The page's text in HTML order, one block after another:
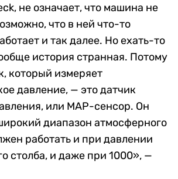
не означает, что машина не
что в ней что-то
и так далее. Но ехать-то
история странная. Потому
который измеряет
давление, — это датчик
или MAP-сенсор. Он
диапазон атмосферного
работать и при давлении
столба, и даже при 1000», —